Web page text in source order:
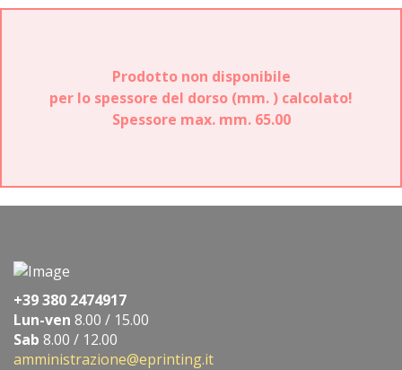
Prodotto non disponibile
per lo spessore del dorso (mm. ) calcolato!
Spessore max. mm. 65.00
+39 380 2474917
Lun-ven 8.00 / 15.00
Sab 8.00 / 12.00
amministrazione@eprinting.it